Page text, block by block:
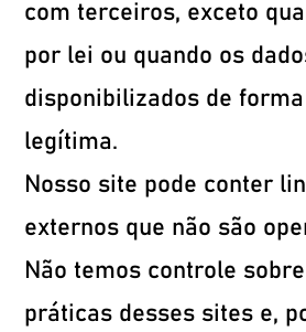
com terceiros, exceto
por lei ou quando os
disponibilizados de
legítima.
Nosso site pode conter
externos que não são
Não temos controle
práticas desses sites e,